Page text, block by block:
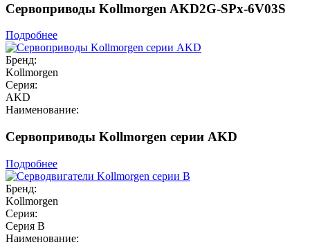
Сервоприводы Kollmorgen AKD2G-SPx-6V03S
Подробнее
Бренд:
Kollmorgen
Серия:
AKD
Наименование:
Сервоприводы Kollmorgen серии AKD
Подробнее
Бренд:
Kollmorgen
Серия:
Серия B
Наименование: